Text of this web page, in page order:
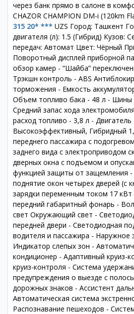
через банк прямо в салоне в
CHAZOR CHAMPION DM-i (120km
315 20* *** UZS Город: Ташкент
двигателя (л): 1.5 (Гибрид) Кузов:
передач: Автомат Цвет: Чёрный
Поворотный дисплей приборной
обзор камер - ”Шайба”
Трэкшн контроль - ABS
торможения - Емкость
Объем топливо бака - 48 л - Шины
Средний запас хода
расход топливо - 3,8 л - Двигатель
Высокоэффективный, Гибридный
переднего пассажира с
заднего вида с электроприводом
дверных окна с подъемом и
функцией защиты от защемления
поднятие окон четырех дверей (с
зарядки переменным током 17
передний габаритный фонарь -
свет Окружающий свет -
передней двери - Светодиодная
водителя и пассажира - Наружное
Индикатор слепых зон -
кондиционер - Адаптивный круиз-
круиз-контроля - Система
предупреждения о выезде с
дорожных знаков - Ассистент
Автоматическая система
Распознавание пешеходов -